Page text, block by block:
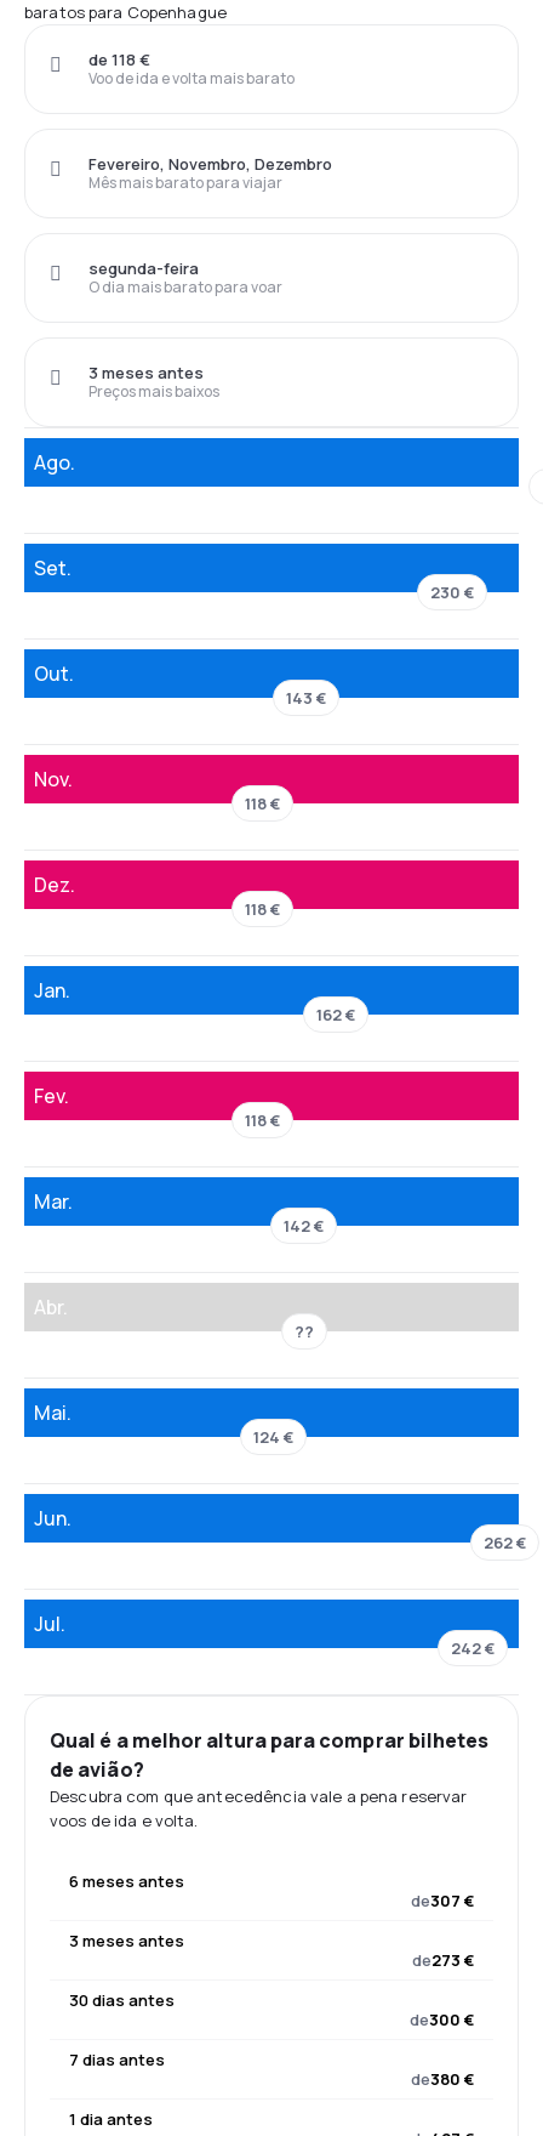
baratos para Copenhague
Voo de ida e volta mais barato
de 118 €
Mês mais barato para viajar
Fevereiro, Novembro, Dezembro
O dia mais barato para voar
segunda-feira
Preços mais baixos
3 meses antes
Ago.
Set.
230 €
Out.
143 €
Nov.
118 €
Dez.
118 €
Jan.
162 €
Fev.
118 €
Mar.
142 €
Abr.
??
Mai.
124 €
Jun.
262 €
Jul.
242 €
Qual é a melhor altura para comprar bilhetes
de avião?
Descubra com que antecedência vale a pena reservar
voos de ida e volta.
6 meses antes
de307 €
3 meses antes
de273 €
30 dias antes
de300 €
7 dias antes
de380 €
1 dia antes